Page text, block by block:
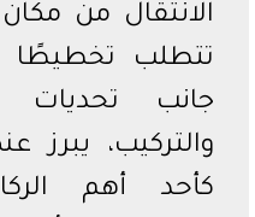
الانتقال من
تتطلب تخطيطًا
جانب تحديات
والتركيب، يبرز
كأحد أهم